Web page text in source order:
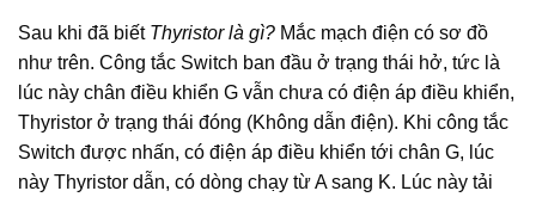
Sau khi đã biết Thyristor là gì? Mắc mạch điện có sơ đồ
như trên. Công tắc Switch ban đầu ở trạng thái hở, tức là
lúc này chân điều khiển G vẫn chưa có điện áp điều khiển,
Thyristor ở trạng thái đóng (Không dẫn điện). Khi công tắc
Switch được nhấn, có điện áp điều khiển tới chân G, lúc
này Thyristor dẫn, có dòng chạy từ A sang K. Lúc này tải